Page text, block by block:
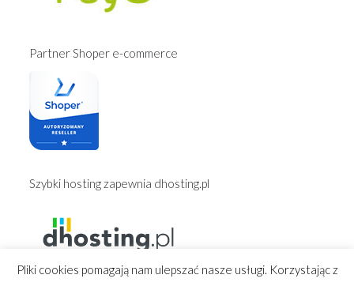
Partner Shoper e-commerce
Szybki hosting zapewnia dhosting.pl
Pliki cookies pomagają nam ulepszać nasze usługi. Korzystając z